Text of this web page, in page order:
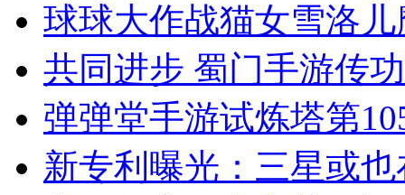
球球大作战猫女雪洛
共同进步 蜀门手游传
弹弹堂手游试炼塔第
新专利曝光：三星或